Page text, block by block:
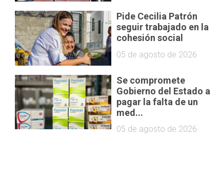
Pide Cecilia Patrón
seguir trabajado en la
cohesión social
05 de agosto de 2026
Se compromete
Gobierno del Estado a
pagar la falta de un
med...
05 de agosto de 2026